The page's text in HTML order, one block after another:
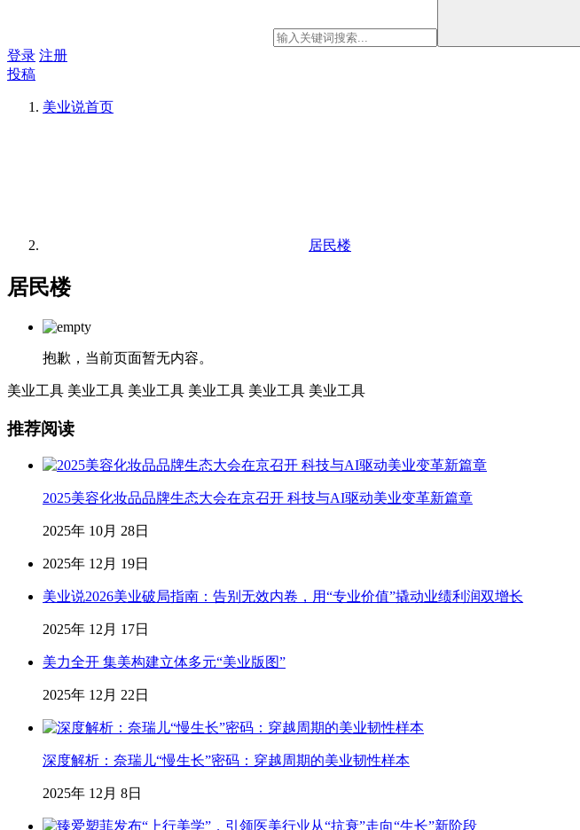
登录 注册
投稿
美业说首页
居民楼
居民楼
抱歉，当前页面暂无内容。
美业工具 美业工具 美业工具 美业工具 美业工具 美业工具
推荐阅读
2025美容化妆品品牌生态大会在京召开 科技与AI驱动美业变革新篇章
2025年 10月 28日
2025年 12月 19日
美业说2026美业破局指南：告别无效内卷，用“专业价值”撬动业绩利润双增长
2025年 12月 17日
美力全开 集美构建立体多元“美业版图”
2025年 12月 22日
深度解析：奈瑞儿“慢生长”密码：穿越周期的美业韧性样本
2025年 12月 8日